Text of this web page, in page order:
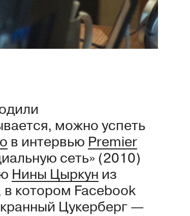
можно успеть
в интервью Premier
сеть» (2010)
Нины Цыркун из
котором Facebook
Цукерберг —